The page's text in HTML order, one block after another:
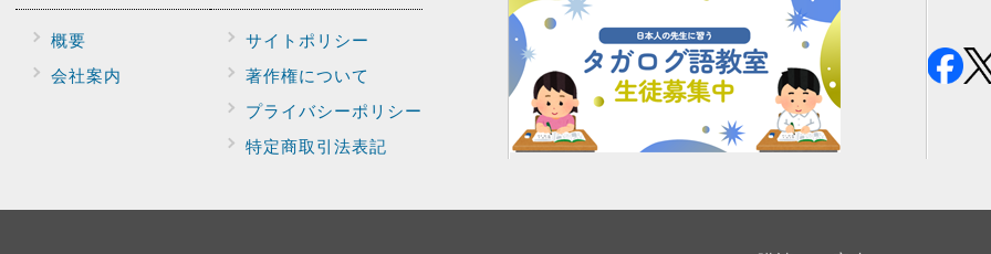
概要
会社案内
サイトポリシー
著作権について
プライバシーポリシー
特定商取引法表記